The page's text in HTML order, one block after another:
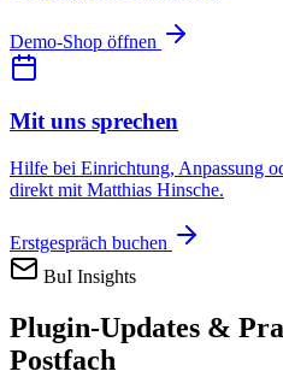
Demo-Shop öffnen
Mit uns sprechen
Hilfe bei Einrichtung, Anpassung
direkt mit Matthias Hinsche.
Erstgespräch buchen
BuI Insights
Plugin-Updates &
Postfach